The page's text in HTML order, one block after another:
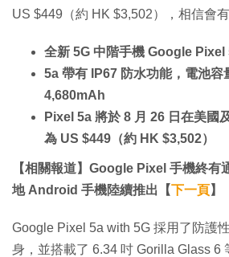
US $449（約 HK $3,502），相信會有
全新 5G 中階手機 Google Pixel
5a 帶有 IP67 防水功能，電池容
4,680mAh
Pixel 5a 將於 8 月 26 日在美國
為 US $449（約 HK $3,502）
【相關報道】Google Pixel 手機終有
地 Android 手機陸續推出【下一頁】
Google Pixel 5a with 5G 採用了防護
身，並搭載了 6.34 吋 Gorilla Glass 6